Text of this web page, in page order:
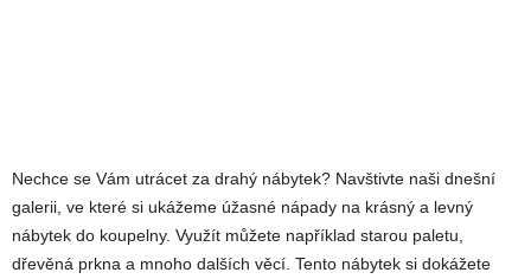
Nechce se Vám utrácet za drahý nábytek? Navštivte naši dnešní
galerii, ve které si ukážeme úžasné nápady na krásný a levný
nábytek do koupelny. Využít můžete například starou paletu,
dřevěná prkna a mnoho dalších věcí. Tento nábytek si dokážete